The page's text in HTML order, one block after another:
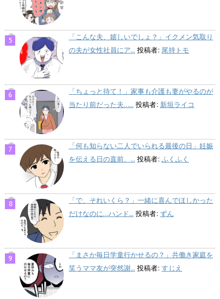
「こんな夫、嬉しいでしょ？」イクメン気取り
の夫が女性社員にア... 投稿者: 尾持トモ
「ちょっと待て！」家事も介護も妻がやるのが
当たり前だった夫…... 投稿者: 新垣ライコ
「何も知らない二人でいられる最後の日」妊娠
を伝える日の直前、... 投稿者: ふくふく
「で、それいくら？」一緒に喜んでほしかった
だけなのに…ハンド... 投稿者: ずん
「まさか毎日学童行かせるの？」共働き家庭を
笑うママ友が突然謝... 投稿者: すじえ